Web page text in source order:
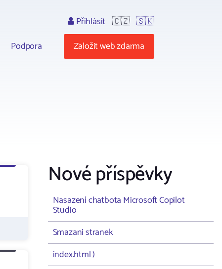
Podpora
Přihlásit 🇨🇿 🇸🇰
Založit web zdarma
Nové příspěvky
Nasazení chatbota Microsoft Copilot
Studio
Smazani stranek
index.html )